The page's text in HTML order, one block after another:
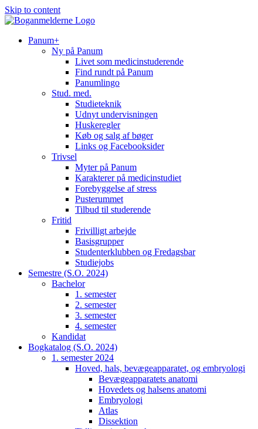
Skip to content
Panum+
Ny på Panum
Livet som medicinstuderende
Find rundt på Panum
Panumlingo
Stud. med.
Studieteknik
Udnyt undervisningen
Huskeregler
Køb og salg af bøger
Links og Facebooksider
Trivsel
Myter på Panum
Karakterer på medicinstudiet
Forebyggelse af stress
Pusterummet
Tilbud til studerende
Fritid
Frivilligt arbejde
Basisgrupper
Studenterklubben og Fredagsbar
Studiejobs
Semestre (S.O. 2024)
Bachelor
1. semester
2. semester
3. semester
4. semester
Kandidat
Bogkatalog (S.O. 2024)
1. semester 2024
Hoved, hals, bevægeapparatet, og embryologi
Bevægeapparatets anatomi
Hovedets og halsens anatomi
Embryologi
Atlas
Dissektion